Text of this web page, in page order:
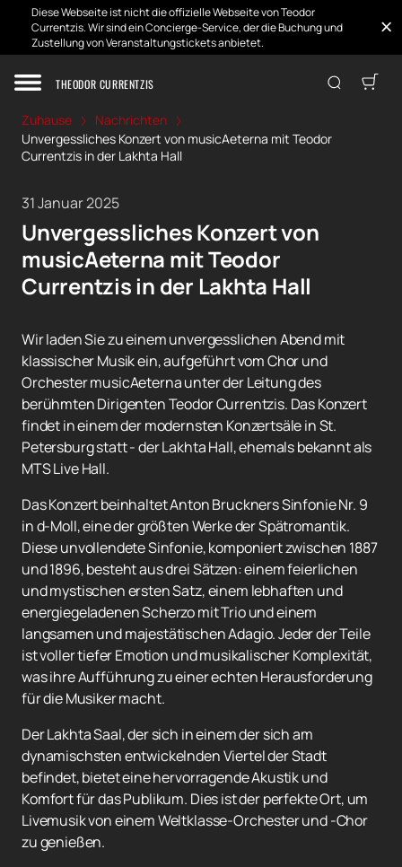
Diese Webseite ist nicht die offizielle Webseite von Teodor
Currentzis. Wir sind ein Concierge-Service, der die Buchung und
Zustellung von Veranstaltungstickets anbietet.
THEODOR CURRENTZIS
Zuhause
Nachrichten
Unvergessliches Konzert von musicAeterna mit Teodor
Currentzis in der Lakhta Hall
31 Januar 2025
Unvergessliches Konzert von
musicAeterna mit Teodor
Currentzis in der Lakhta Hall
Wir laden Sie zu einem unvergesslichen Abend mit
klassischer Musik ein, aufgeführt vom Chor und
Orchester musicAeterna unter der Leitung des
berühmten Dirigenten Teodor Currentzis. Das Konzert
findet in einem der modernsten Konzertsäle in St.
Petersburg statt - der Lakhta Hall, ehemals bekannt als
MTS Live Hall.
Das Konzert beinhaltet Anton Bruckners Sinfonie Nr. 9
in d-Moll, eine der größten Werke der Spätromantik.
Diese unvollendete Sinfonie, komponiert zwischen 1887
und 1896, besteht aus drei Sätzen: einem feierlichen
und mystischen ersten Satz, einem lebhaften und
energiegeladenen Scherzo mit Trio und einem
langsamen und majestätischen Adagio. Jeder der Teile
ist voller tiefer Emotion und musikalischer Komplexität,
was ihre Aufführung zu einer echten Herausforderung
für die Musiker macht.
Der Lakhta Saal, der sich in einem der sich am
dynamischsten entwickelnden Viertel der Stadt
befindet, bietet eine hervorragende Akustik und
Komfort für das Publikum. Dies ist der perfekte Ort, um
Livemusik von einem Weltklasse-Orchester und -Chor
zu genießen.